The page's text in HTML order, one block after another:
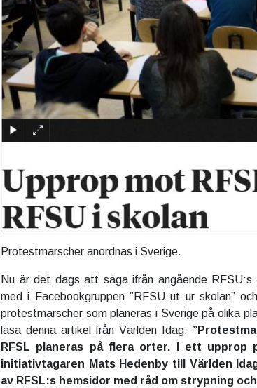
Protestmarscher anordnas i Sverige.
Nu är det dags att säga ifrån angående
med i Facebookgruppen ”RFSU ut ur skolan”
protestmarscher som planeras i Sverige på olika
läsa denna artikel från Världen Idag:
RFSL planeras på flera orter. I ett upprop
initiativtagaren Mats Hedenby till Världen
av RFSL:s hemsidor med råd om strypning